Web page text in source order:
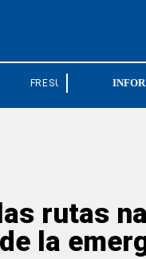
FRESU
rutas
la